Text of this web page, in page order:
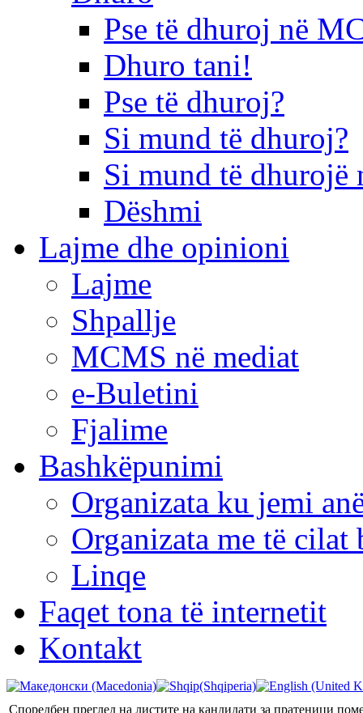
Pse të dhuroj në
Dhuro tani!
Pse të dhuroj?
Si mund të dhuroj?
Si mund të dhurojë
Dëshmi
Lajme dhe opinioni
Lajme
Shpallje
MCMS në mediat
e-Buletini
Fjalime
Bashkëpunimi
Organizata ku jemi
Organizata me të cilat
Linqe
Faqet tona të internetit
Kontakt
Споредбен преглед на листите на кандидати за пратеници